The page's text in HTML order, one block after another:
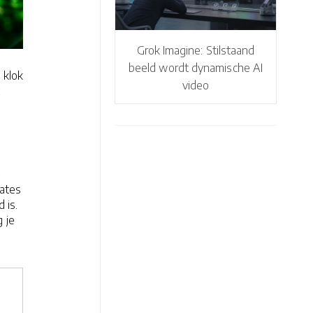
klok
is.
je
Grok Imagine: Stilstaand
beeld wordt dynamische AI
video